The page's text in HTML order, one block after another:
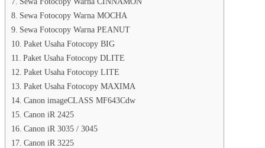
Sewa Fotocopy Warna MOCHA
Sewa Fotocopy Warna PEANUT
Paket Usaha Fotocopy BIG
Paket Usaha Fotocopy DLITE
Paket Usaha Fotocopy LITE
Paket Usaha Fotocopy MAXIMA
Canon imageCLASS MF643Cdw
Canon iR 2425
Canon iR 3035 / 3045
Canon iR 3225